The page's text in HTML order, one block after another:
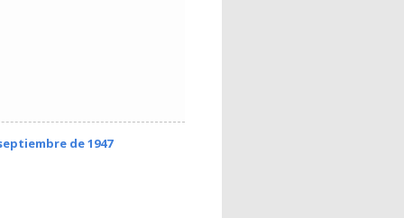
de 1947